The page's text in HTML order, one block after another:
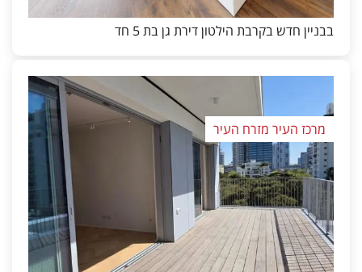
בבניין חדש בקרבת הילטון דירת גן בת 5 חד
מרכז העיר מזרח העיר